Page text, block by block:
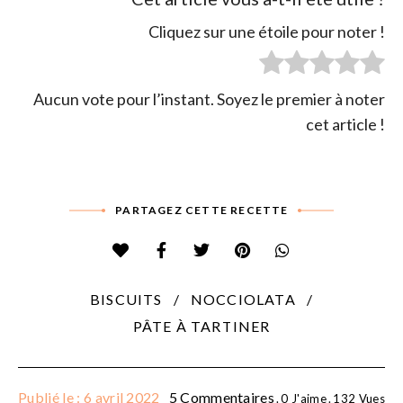
Cliquez sur une étoile pour noter !
Aucun vote pour l’instant. Soyez le premier à noter
cet article !
PARTAGEZ CETTE RECETTE
BISCUITS
NOCCIOLATA
PÂTE À TARTINER
Publié le : 6 avril 2022 5 Commentaires 0 J'aime 132 Vues